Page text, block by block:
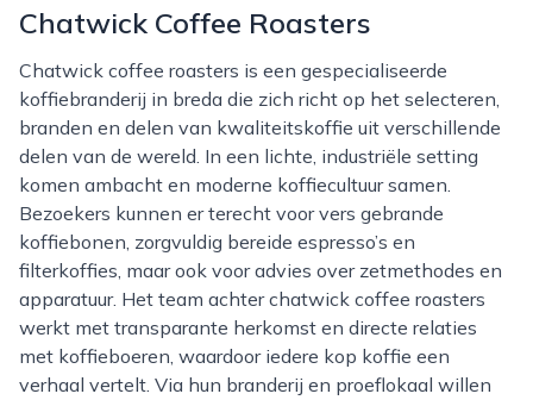
Chatwick Coffee Roasters
Chatwick coffee roasters is een gespecialiseerde
koffiebranderij in breda die zich richt op het selecteren,
branden en delen van kwaliteitskoffie uit verschillende
delen van de wereld. In een lichte, industriële setting
komen ambacht en moderne koffiecultuur samen.
Bezoekers kunnen er terecht voor vers gebrande
koffiebonen, zorgvuldig bereide espresso’s en
filterkoffies, maar ook voor advies over zetmethodes en
apparatuur. Het team achter chatwick coffee roasters
werkt met transparante herkomst en directe relaties
met koffieboeren, waardoor iedere kop koffie een
verhaal vertelt. Via hun branderij en proeflokaal willen